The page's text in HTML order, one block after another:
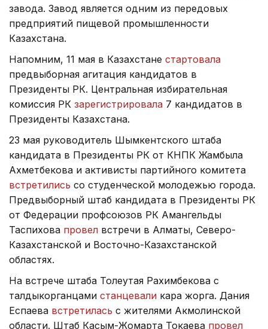
завода. Завод является одним из передовых
предприятий пищевой промышленности
Казахстана.
Напомним, 11 мая в Казахстане стартовала
предвыборная агитация кандидатов в
Президенты РК. Центральная избирательная
комиссия РК зарегистрировала 7 кандидатов в
Президенты Казахстана.
23 мая руководитель Шымкентского штаба
кандидата в Президенты РК от КНПК Жамбыла
Ахметбекова и активисты партийного комитета
встретились со студенческой молодежью города.
Предвыборный штаб кандидата в Президенты РК
от Федерации профсоюзов РК Амангельды
Таспиxова провел встречи в Алматы, Северо-
Казахстанской и Восточно-Казахстанской
областях.
На встрече штаба Толеутая Рахимбекова с
талдыкорганцами станцевали кара жорга. Дания
Еспаева встретилась с жителями Акмолинской
области. Штаб Касым-Жомарта Токаева провел